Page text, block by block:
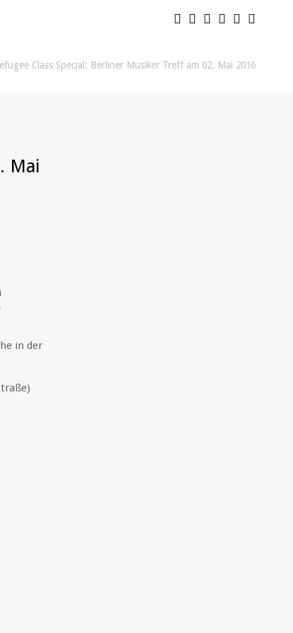
Class Special: Berliner Musiker Treff am 02. Mai 2016
Mai
in der